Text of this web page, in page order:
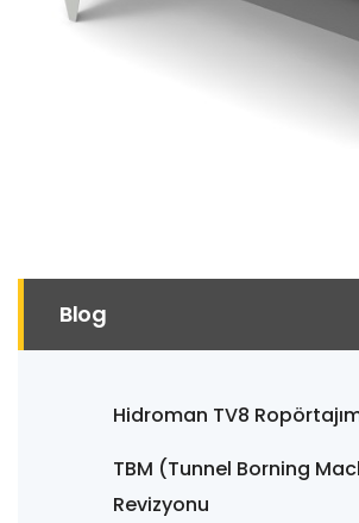
Blog
Hidroman TV8
TBM (Tunnel Borning
Revizyonu